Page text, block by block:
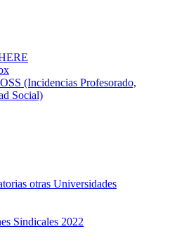
(Incidencias Profesorado,
Social)
otras Universidades
Sindicales 2022